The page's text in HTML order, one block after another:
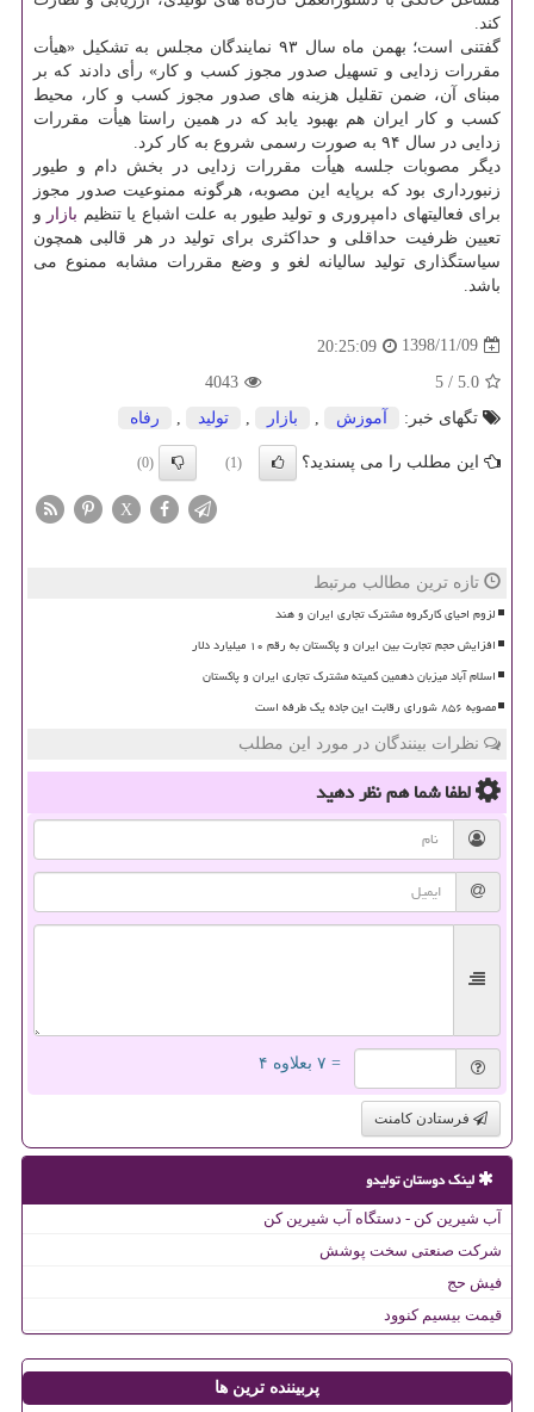
كند.
گفتنی است؛ بهمن ماه سال ۹۳ نمایندگان مجلس به تشكیل «هیأت
مقررات زدایی و تسهیل صدور مجوز كسب و كار» رأی دادند كه بر
مبنای آن، ضمن تقلیل هزینه های صدور مجوز كسب و كار، محیط
كسب و كار ایران هم بهبود یابد كه در همین راستا هیأت مقررات
زدایی در سال ۹۴ به صورت رسمی شروع به كار كرد.
دیگر مصوبات جلسه هیأت مقررات زدایی در بخش دام و طیور
زنبورداری‬ بود كه برپایه این مصوبه، هرگونه ممنوعیت صدور مجوز
برای فعالیتهای دامپروری و تولید طیور به علت ‎اشباع یا تنظیم
بازار و
تعیین ظرفیت حداقلی و حداكثری برای تولید در هر قالبی همچون
سیاستگذاری تولید سالیانه لغو و وضع مقررات مشابه ممنوع می
باشد.
1398/11/09
20:25:09
5.0
/
5
4043
تگهای خبر:
آموزش بازار تولید رفاه
این مطلب را می پسندید؟ (1)
(0)
X
تازه ترین مطالب مرتبط
لزوم احیای کارگروه مشترک تجاری ایران و هند
افزایش حجم تجارت بین ایران و پاکستان به رقم ۱۰ میلیارد دلار
اسلام آباد میزبان دهمین کمیته مشترک تجاری ایران و پاکستان
مصوبه ۸۵۶ شورای رقابت این جاده یک طرفه است
نظرات بینندگان در مورد این مطلب
لطفا شما همنظر دهید
= ۷ بعلاوه ۴
فرستادن کامنت
لینک دوستان تولیدو
آب شیرین کن - دستگاه آب شیرین کن
شرکت صنعتی سخت پوشش
فیش حج
قیمت بیسیم کنوود
پربیننده ترین ها